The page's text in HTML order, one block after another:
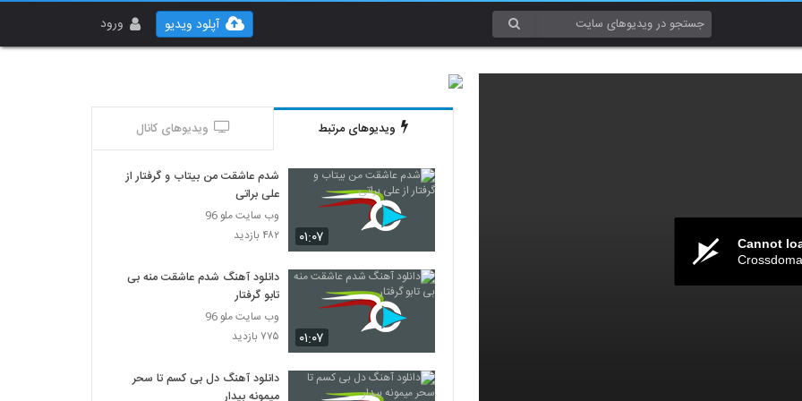
ورود آپلود ویدیو
Cannot
ویدیوهای مرتبط ویدیوهای کانال
۰۱:۰۷
شدم عاشقت من بیتاب و گرفتار از
علی براتی
وب سایت ملو 96
۴۸۲ بازدید
۰۱:۰۷
دانلود آهنگ شدم عاشقت منه بی
تابو گرفتار
وب سایت ملو 96
۷۷۵ بازدید
دانلود آهنگ دل بی کسم تا سحر
میمونه بیدار